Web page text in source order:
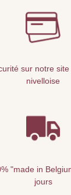
sur notre
nivelloise
"made in
jours